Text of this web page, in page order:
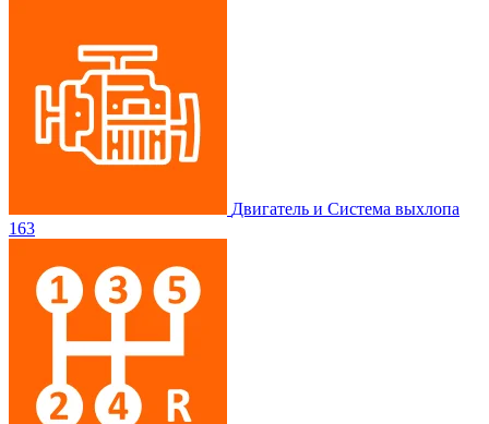
Двигатель и Система выхлопа
163